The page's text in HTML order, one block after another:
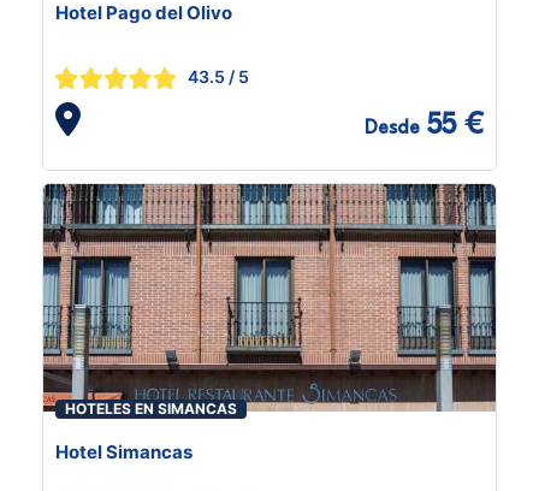
Hotel Pago del Olivo
43.5 / 5
Desde 55 €
HOTELES EN SIMANCAS
Hotel Simancas